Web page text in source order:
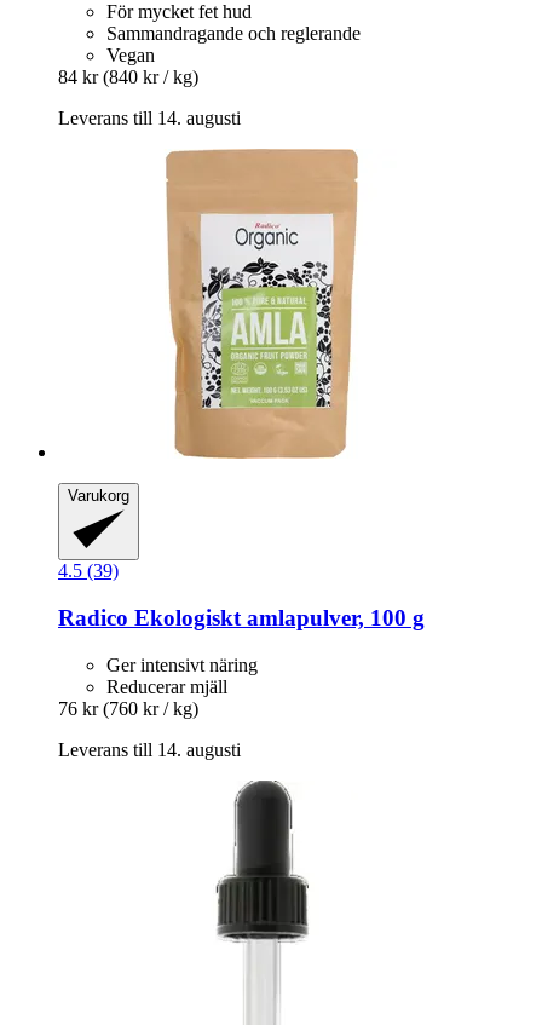
För mycket fet hud
Sammandragande och reglerande
Vegan
84 kr (840 kr / kg)
Leverans till 14. augusti
Varukorg
4.5 (39)
Radico Ekologiskt amlapulver, 100 g
Ger intensivt näring
Reducerar mjäll
76 kr (760 kr / kg)
Leverans till 14. augusti